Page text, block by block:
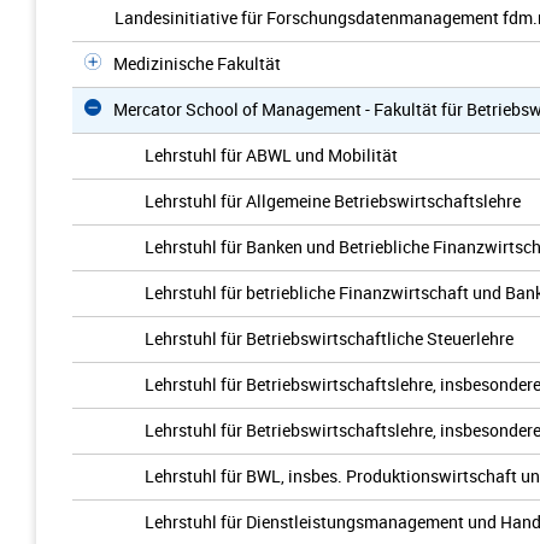
Landesinitiative für Forschungsdatenmanagement
Medizinische Fakultät
Mercator School of Management - Fakultät für
Lehrstuhl für ABWL und Mobilität
Lehrstuhl für Allgemeine Betriebswirtschaftslehre
Lehrstuhl für Banken und Betriebliche
Lehrstuhl für betriebliche Finanzwirtschaft und
Lehrstuhl für Betriebswirtschaftliche Steuerlehre
Lehrstuhl für Betriebswirtschaftslehre,
Lehrstuhl für Betriebswirtschaftslehre,
Lehrstuhl für BWL, insbes. Produktionswirtschaft
Lehrstuhl für Dienstleistungsmanagement und